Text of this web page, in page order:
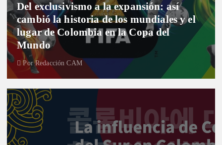
Del exclusivismo a la expansión: así
cambió la historia de los mundiales y el
lugar de Colombia en la Copa del
Mundo
PorRedacción CAM